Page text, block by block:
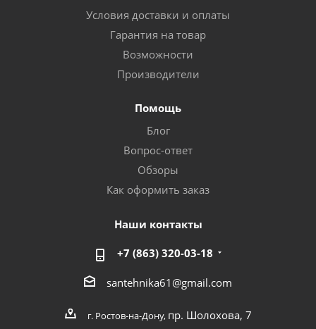
Условия доставки и оплаты
Гарантия на товар
Возможности
Производители
Помощь
Блог
Вопрос-ответ
Обзоры
Как оформить заказ
Наши контакты
+7 (863) 320-03-18
santehnika61@gmail.com
г. Ростов-на-Дону, пр. Шолохова, 7